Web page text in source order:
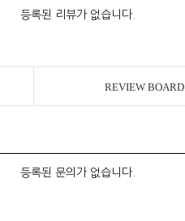
등록된 리뷰가 없습니다.
REVIEW BOARD
등록된 문의가 없습니다.